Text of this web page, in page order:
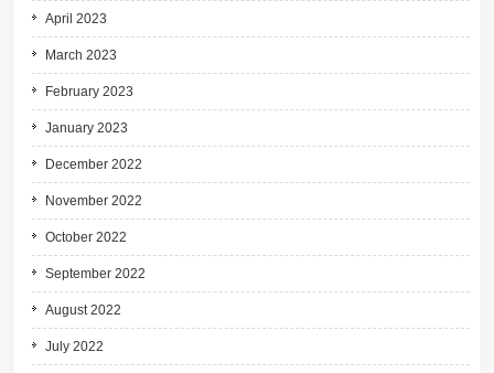
April 2023
March 2023
February 2023
January 2023
December 2022
November 2022
October 2022
September 2022
August 2022
July 2022